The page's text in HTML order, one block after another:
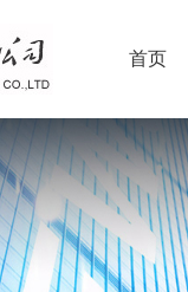
首页